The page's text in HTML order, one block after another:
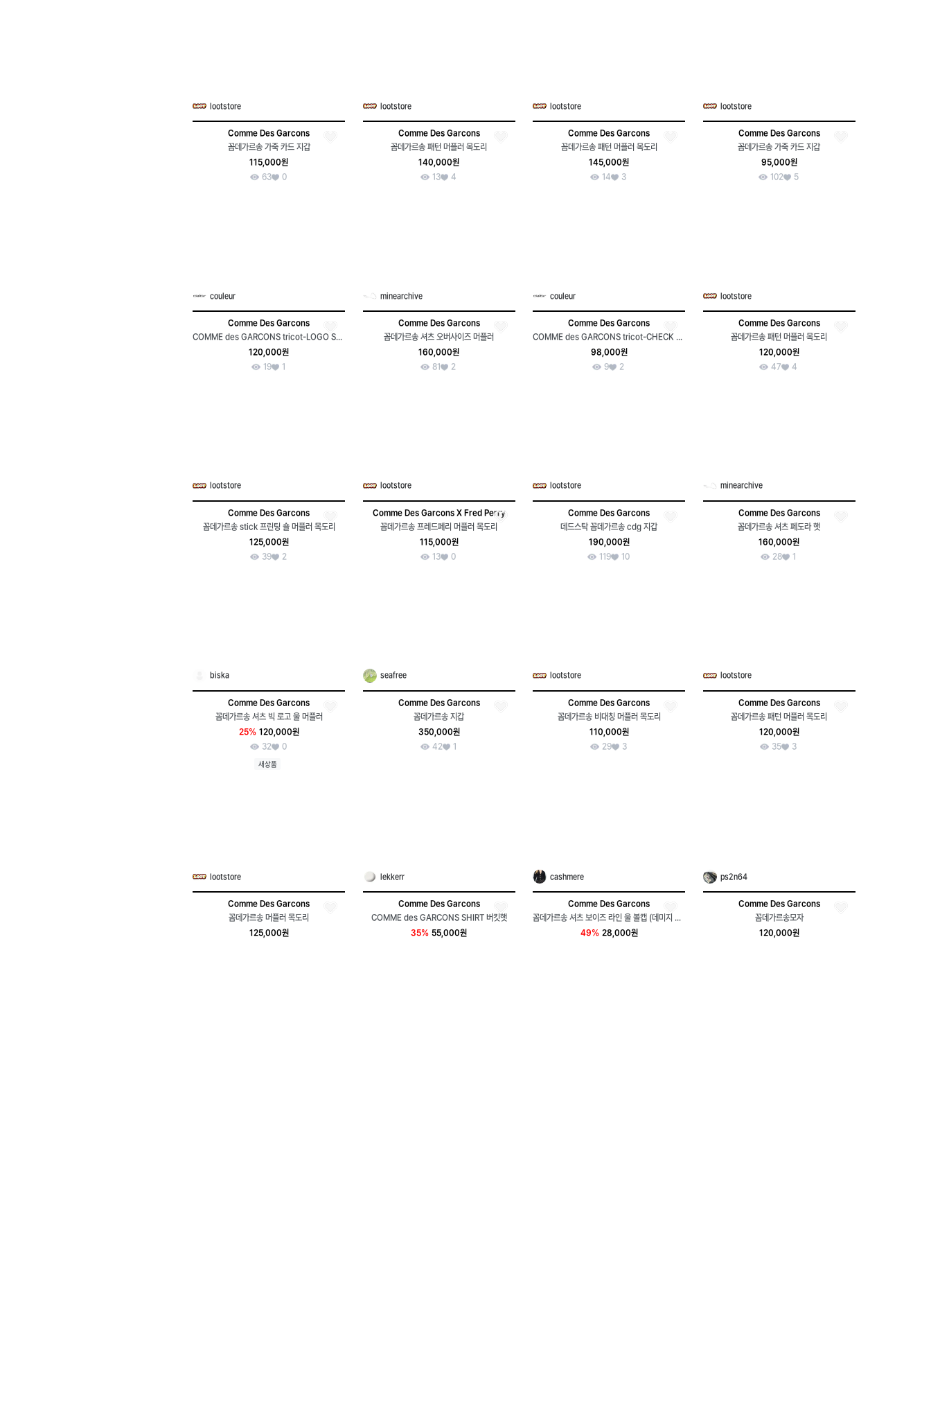
lootstore
Comme Des Garcons
꼼데가르송 가죽 카드 지갑
115,000원
63
0
lootstore
Comme Des Garcons
꼼데가르송 패턴 머플러 목도리
140,000원
13
4
lootstore
Comme Des Garcons
꼼데가르송 패턴 머플러 목도리
145,000원
14
3
lootstore
Comme Des Garcons
꼼데가르송 가죽 카드 지갑
95,000원
102
5
couleur
Comme Des Garcons
COMME des GARCONS tricot-LOGO SCARF
120,000원
19
1
minearchive
Comme Des Garcons
꼼데가르송 셔츠 오버사이즈 머플러
160,000원
81
2
couleur
Comme Des Garcons
COMME des GARCONS tricot-CHECK SCARF
98,000원
9
2
lootstore
Comme Des Garcons
꼼데가르송 패턴 머플러 목도리
120,000원
47
4
lootstore
Comme Des Garcons
꼼데가르송 stick 프린팅 숄 머플러 목도리
125,000원
39
2
lootstore
Comme Des Garcons X Fred Perry
꼼데가르송 프레드페리 머플러 목도리
115,000원
13
0
lootstore
Comme Des Garcons
데드스탁 꼼데가르송 cdg 지갑
190,000원
119
10
minearchive
Comme Des Garcons
꼼데가르송 셔츠 페도라 햇
160,000원
28
1
biska
Comme Des Garcons
꼼데가르송 셔츠 빅 로고 울 머플러
25% 120,000원
32
0
새상품
seafree
Comme Des Garcons
꼼데가르송 지갑
350,000원
42
1
lootstore
Comme Des Garcons
꼼데가르송 비대칭 머플러 목도리
110,000원
29
3
lootstore
Comme Des Garcons
꼼데가르송 패턴 머플러 목도리
120,000원
35
3
lootstore
Comme Des Garcons
꼼데가르송 머플러 목도리
125,000원
lekkerr
Comme Des Garcons
COMME des GARCONS SHIRT 버킷햇
35% 55,000원
cashmere
Comme Des Garcons
꼼데가르송 셔츠 보이즈 라인 울 볼캡 (데미지 확인)
49% 28,000원
ps2n64
Comme Des Garcons
꼼데가르송모자
120,000원